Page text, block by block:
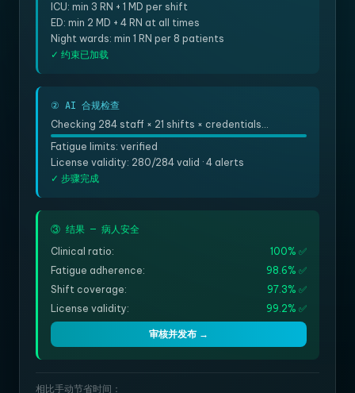
ICU: min 3 RN + 1 MD per shift
ED: min 2 MD + 4 RN at all times
Night wards: min 1 RN per 8 patients
✓ 约束已加载
② AI 合规检查
Checking 284 staff × 21 shifts × credentials...
Fatigue limits: verified
License validity: 280/284 valid · 4 alerts
✓ 步骤完成
③ 结果 — 病人安全
Clinical ratio:
100% ✅
Fatigue adherence:
98.6% ✅
Shift coverage:
97.3% ✅
License validity:
99.2% ✅
审核并发布 →
相比手动节省时间：